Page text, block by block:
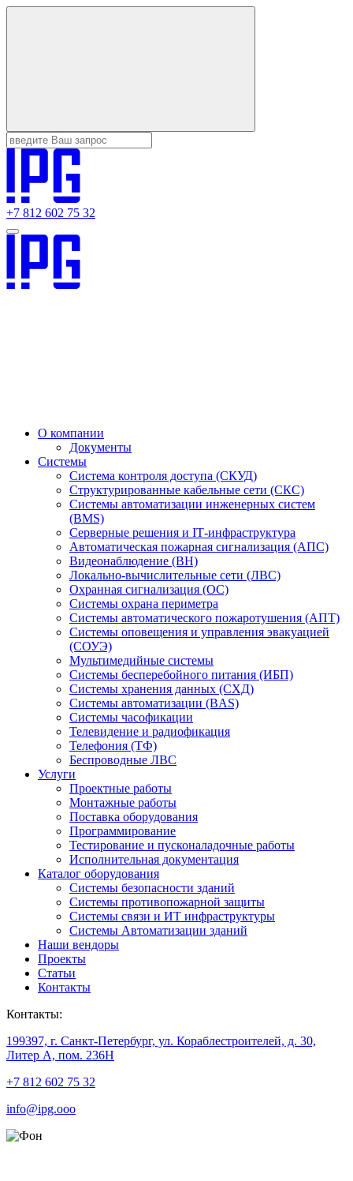
+7 812 602 75 32
О компании
Документы
Системы
Система контроля доступа (СКУД)
Структурированные кабельные сети (СКС)
Системы автоматизации инженерных систем
(BMS)
Серверные решения и IT‑инфраструктура
Автоматическая пожарная сигнализация (АПС)
Видеонаблюдение (ВН)
Локально-вычислительные сети (ЛВС)
Охранная сигнализация (ОС)
Системы охрана периметра
Системы автоматического пожаротушения (АПТ)
Системы оповещения и управления эвакуацией
(СОУЭ)
Мультимедийные системы
Системы бесперебойного питания (ИБП)
Системы хранения данных (СХД)
Системы автоматизации (BAS)
Системы часофикации
Телевидение и радиофикация
Телефония (ТФ)
Беспроводные ЛВС
Услуги
Проектные работы
Монтажные работы
Поставка оборудования
Программирование
Тестирование и пусконаладочные работы
Исполнительная документация
Каталог оборудования
Системы безопасности зданий
Системы противопожарной защиты
Системы связи и ИТ инфраструктуры
Системы Автоматизации зданий
Наши вендоры
Проекты
Статьи
Контакты
Контакты:
199397, г. Санкт-Петербург, ул. Кораблестроителей, д. 30,
Литер А, пом. 236Н
+7 812 602 75 32
info@ipg.ooo